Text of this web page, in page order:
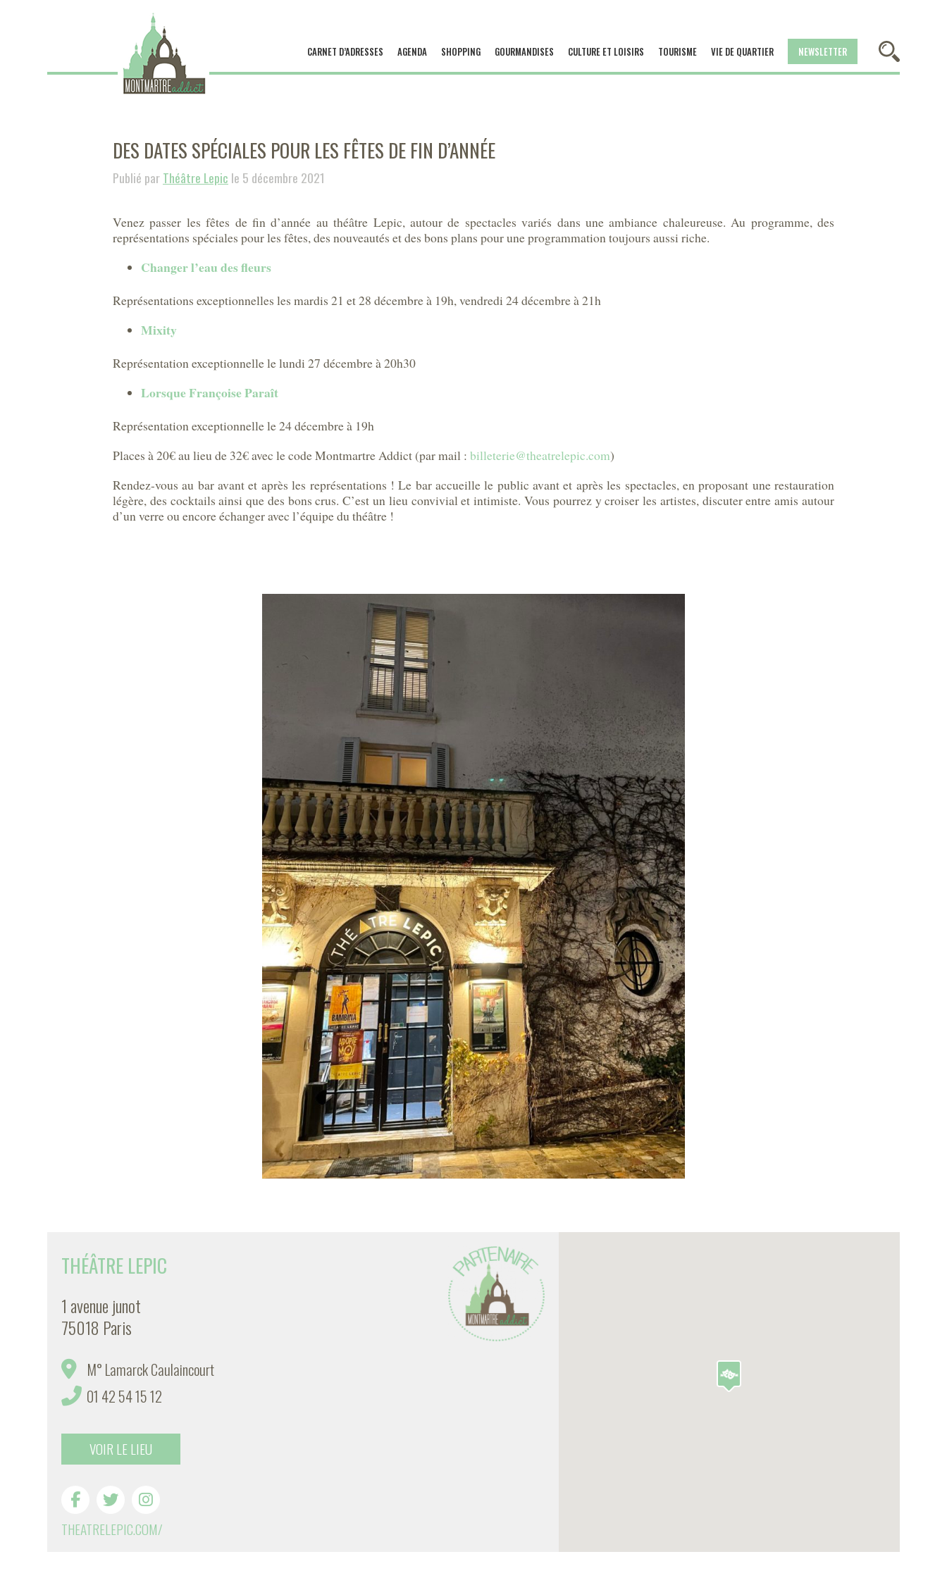
CARNET D’ADRESSES AGENDA SHOPPING GOURMANDISES CULTURE ET LOISIRS TOURISME VIE DE QUARTIER NEWSLETTER
DES DATES SPÉCIALES POUR LES FÊTES DE FIN D’ANNÉE
Publié parThéâtre Lepic le 5 décembre 2021
Venez passer les fêtes de fin d’année au théâtre Lepic, autour de spectacles variés dans une ambiance chaleureuse. Au programme, des
représentations spéciales pour les fêtes, des nouveautés et des bons plans pour une programmation toujours aussi riche.
Changer l’eau des fleurs
Représentations exceptionnelles les mardis 21 et 28 décembre à 19h, vendredi 24 décembre à 21h
Mixity
Représentation exceptionnelle le lundi 27 décembre à 20h30
Lorsque Françoise Paraît
Représentation exceptionnelle le 24 décembre à 19h
Places à 20€ au lieu de 32€ avec le code Montmartre Addict (par mail : billeterie@theatrelepic.com)
Rendez-vous au bar avant et après les représentations ! Le bar accueille le public avant et après les spectacles, en proposant une restauration
légère, des cocktails ainsi que des bons crus. C’est un lieu convivial et intimiste. Vous pourrez y croiser les artistes, discuter entre amis autour
d’un verre ou encore échanger avec l’équipe du théâtre !
THÉÂTRE LEPIC
1 avenue junot
75018 Paris
M° Lamarck Caulaincourt
01 42 54 15 12
VOIR LE LIEU
THEATRELEPIC.COM/